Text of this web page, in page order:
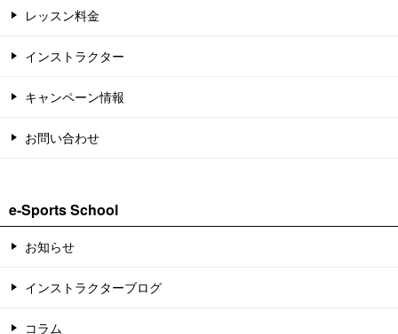
レッスン料金
インストラクター
キャンペーン情報
お問い合わせ
e-Sports School
お知らせ
インストラクターブログ
コラム